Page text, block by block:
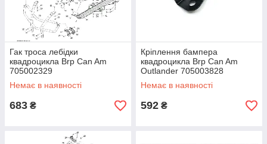
Гак троса лебідки
квадроцикла Brp Can Am
705002329
Немає в наявності
683 ₴
Кріплення бампера
квадроцикла Brp Can Am
Outlander 705003828
Немає в наявності
592 ₴